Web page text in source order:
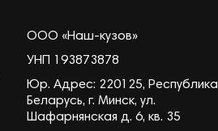
ООО «Наш-кузов»
УНП 193873878
Юр. Адрес: 220125, Республика
Беларусь, г. Минск, ул.
Шафарнянская д. 6, кв. 35